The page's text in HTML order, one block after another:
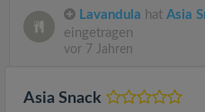
Lavandula hat Asia
eingetragen
vor 7 Jahren
Asia Snack